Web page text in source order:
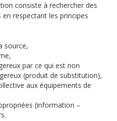
consiste à rechercher des
respectant les principes
source,
par ce qui est non
(produit de substitution),
aux équipements de
(information –